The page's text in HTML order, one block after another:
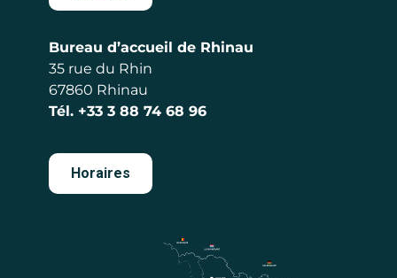
Bureau d’accueil de Rhinau
35 rue du Rhin
67860 Rhinau
Tél. +33 3 88 74 68 96
Horaires